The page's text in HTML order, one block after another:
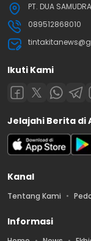
PT. DUA
089512868010
Ikuti Kami
Jelajahi Berita di
Kanal
Tentang Kami
Informasi